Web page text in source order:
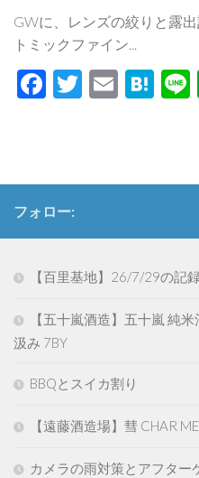
GWに、レンズの絞りと露
トミックファイン...
Facebook
Twitter
Email
フォロー:
【百里基地】26/7/29の記
【五十嵐酒造】五十嵐 純
汲み 7BY
BBQとスイカ割り
【遠藤酒造場】彗 CHAR
カメラの雨対策とアフター